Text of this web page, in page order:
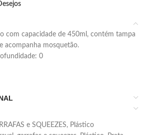
acompanha mosquetão.
0
e SQUEEZES, Plástico